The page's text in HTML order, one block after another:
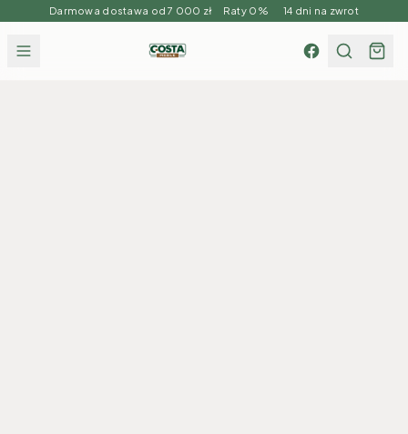
Darmowa dostawa od 7 000 zł Raty 0% 14 dni na zwrot